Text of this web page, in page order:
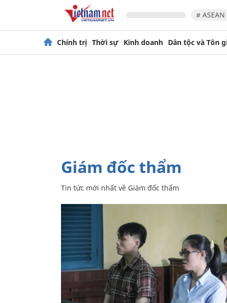
# ASEAN
Chính trị Thời sự Kinh doanh Dân tộc và Tôn
Giám đốc thẩm
Tin tức mới nhất về Giám đốc thẩm